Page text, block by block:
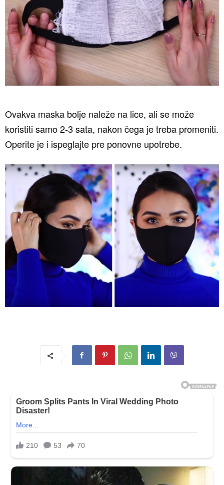
Ovakva maska bolje naleže na lice, ali se može
koristiti samo 2-3 sata, nakon čega je treba promeniti.
Operite je i ispeglajte pre ponovne upotrebe.